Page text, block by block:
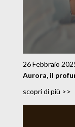
26 Febbraio
Aurora, il
scopri di più >>